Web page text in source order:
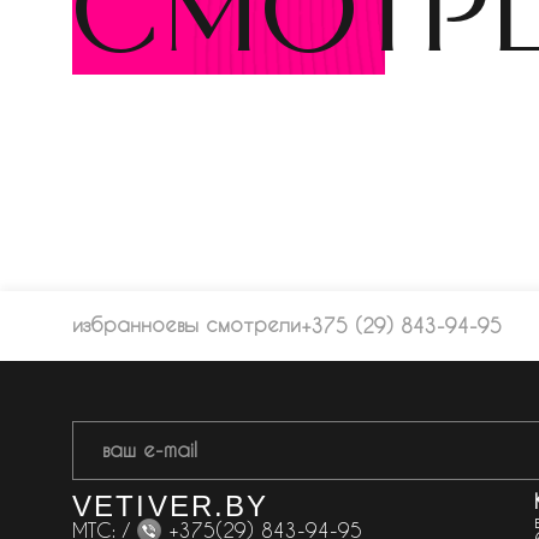
избранноевы смотрели+375 (29) 843-94-95
VETIVER.BY
МТС: / +375(29) 843-94-95